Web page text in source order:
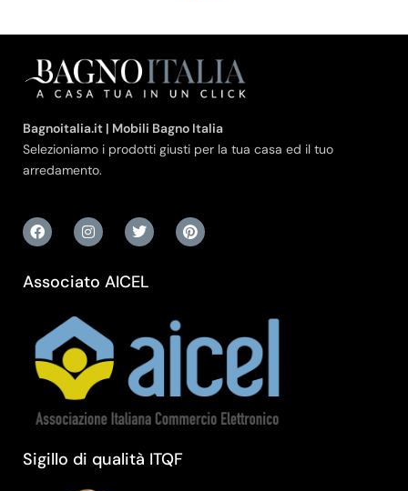
Bagnoitalia.it | Mobili Bagno Italia
Selezioniamo i prodotti giusti per la tua casa ed il tuo
arredamento.
Associato AICEL
Sigillo di qualità ITQF